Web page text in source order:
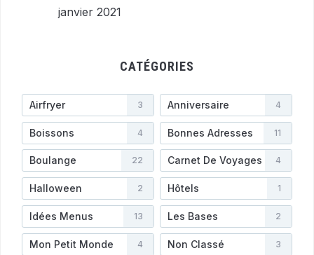
janvier 2021
CATÉGORIES
Airfryer 3 Anniversaire 4
Boissons 4 Bonnes Adresses 11
Boulange 22 Carnet De Voyages 4
Halloween 2 Hôtels 1
Idées Menus 13 Les Bases 2
Mon Petit Monde 4 Non Classé 3